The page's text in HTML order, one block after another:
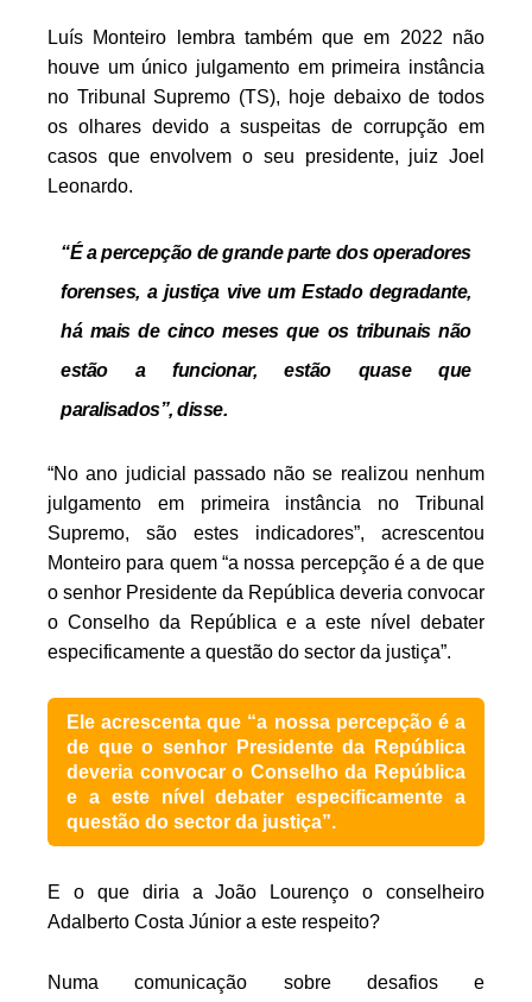
Luís Monteiro lembra também que em 2022 não
houve um único julgamento em primeira instância
no Tribunal Supremo (TS), hoje debaixo de todos
os olhares devido a suspeitas de corrupção em
casos que envolvem o seu presidente, juiz Joel
Leonardo.
“É a percepção de grande parte dos operadores
forenses, a justiça vive um Estado degradante,
há mais de cinco meses que os tribunais não
estão a funcionar, estão quase que
paralisados”, disse.
“No ano judicial passado não se realizou nenhum
julgamento em primeira instância no Tribunal
Supremo, são estes indicadores”, acrescentou
Monteiro para quem “a nossa percepção é a de que
o senhor Presidente da República deveria convocar
o Conselho da República e a este nível debater
especificamente a questão do sector da justiça”.
Ele acrescenta que “a nossa percepção é a
de que o senhor Presidente da República
deveria convocar o Conselho da República
e a este nível debater especificamente a
questão do sector da justiça”.
E o que diria a João Lourenço o conselheiro
Adalberto Costa Júnior a este respeito?
Numa comunicação sobre desafios e